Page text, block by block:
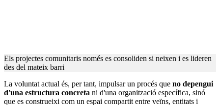
Els projectes comunitaris només es consoliden si neixen i es lideren
des del mateix barri
La voluntat actual és, per tant, impulsar un procés que no depengui
d'una estructura concreta ni d'una organització específica, sinó
que es construeixi com un espai compartit entre veïns, entitats i